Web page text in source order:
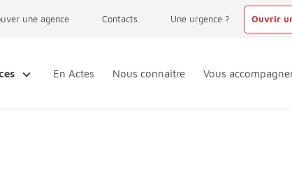
une agence Contacts Une urgence ? Ouvrir
En Actes Nous connaître Vous